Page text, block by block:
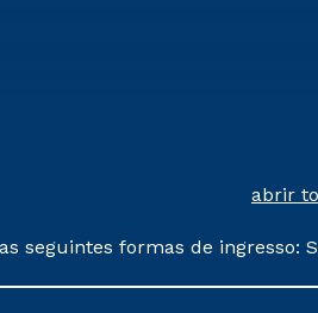
abrir
seguintes formas de ingresso: